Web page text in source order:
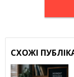
СХОЖІ